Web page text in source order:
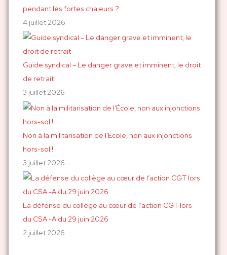
pendant les fortes chaleurs ?
4 juillet 2026
Guide syndical – Le danger grave et imminent, le droit
de retrait
3 juillet 2026
Non à la militarisation de l’École, non aux injonctions
hors-sol !
3 juillet 2026
La défense du collège au cœur de l’action CGT lors
du CSA -A du 29 juin 2026
2 juillet 2026